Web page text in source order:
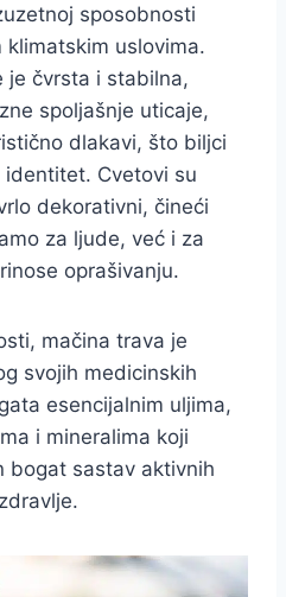
sposobnosti
uslovima.
je čvrsta i stabilna,
spoljašnje uticaje,
dlakavi, što biljci
Cvetovi su
dekorativni, čineći
za ljude, već i za
oprašivanju.
mačina trava je
svojih medicinskih
esencijalnim uljima,
i mineralima koji
bogat sastav aktivnih